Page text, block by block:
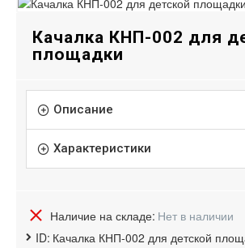
Качалка КНП-002 для
площадки
Описание
Характеристики
Наличие на складе: Нет в наличии
ID: Качалка КНП-002 для детской